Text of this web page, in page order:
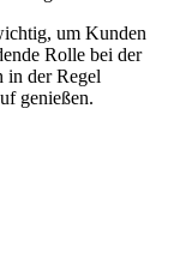
um Kunden
Rolle bei der
in der Regel
genießen.